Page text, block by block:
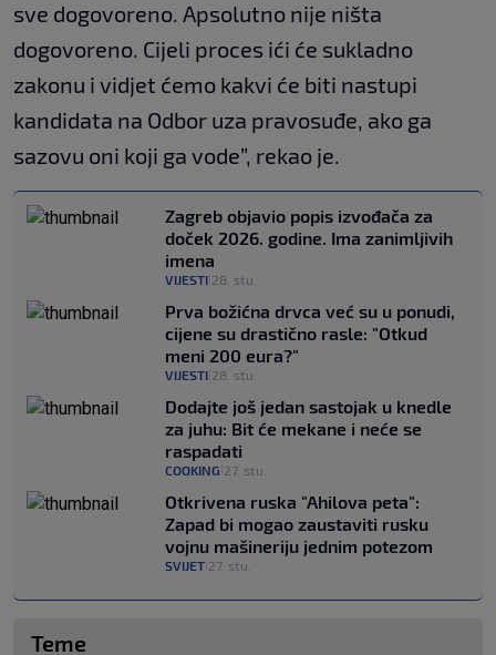
sve dogovoreno. Apsolutno nije ništa
dogovoreno. Cijeli proces ići će sukladno
zakonu i vidjet ćemo kakvi će biti nastupi
kandidata na Odbor uza pravosuđe, ako ga
sazovu oni koji ga vode”, rekao je.
Zagreb objavio popis izvođača za
doček 2026. godine. Ima zanimljivih
imena
VIJESTI 28. stu.
Prva božićna drvca već su u ponudi,
cijene su drastično rasle: "Otkud
meni 200 eura?"
VIJESTI 28. stu.
Dodajte još jedan sastojak u knedle
za juhu: Bit će mekane i neće se
raspadati
COOKING 27. stu.
Otkrivena ruska "Ahilova peta":
Zapad bi mogao zaustaviti rusku
vojnu mašineriju jednim potezom
SVIJET 27. stu.
Teme